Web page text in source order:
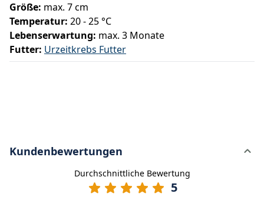
Größe: max. 7 cm
Temperatur: 20 - 25 °C
Lebenserwartung: max. 3 Monate
Futter: Urzeitkrebs Futter
Kundenbewertungen
Durchschnittliche Bewertung
5